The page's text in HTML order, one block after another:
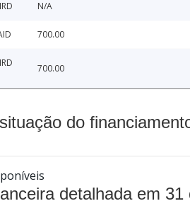
N/A
700.00
700.00
do
detalhada em 31